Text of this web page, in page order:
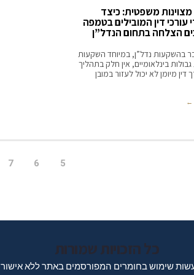
מצוינות משפטית: כיצד
עורכי דין המובילים בטמפה
הצלחה בתחום הנדל”ן
בהשקעות נדל”ן, במיוחד השקעות
בינלאומיים, אין חלק בתהליך
דין מיומן לא יכול לעזור במובן
←
5
6
7
כל הזכויות שמורות
שימוש בחומרים המפורסמים באתר ללא אישור